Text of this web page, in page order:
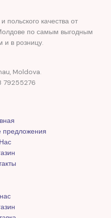
польского качества от
по самым выгодным
и в розницу.
Moldova.
79255276